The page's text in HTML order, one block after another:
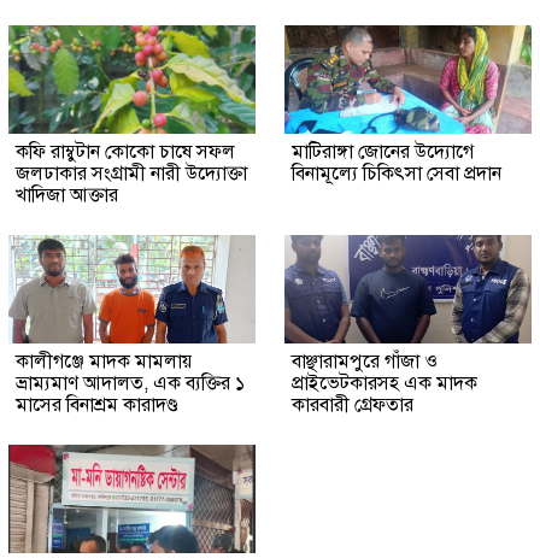
কফি রাম্বুটান কোকো চাষে সফল
জলঢাকার সংগ্রামী নারী উদ্যোক্তা
খাদিজা আক্তার
মাটিরাঙ্গা জোনের উদ্যোগে
বিনামূল্যে চিকিৎসা সেবা প্রদান
কালীগঞ্জে মাদক মামলায়
ভ্রাম্যমাণ আদালত, এক ব্যক্তির ১
মাসের বিনাশ্রম কারাদণ্ড
বাঞ্ছারামপুরে গাঁজা ও
প্রাইভেটকারসহ এক মাদক
কারবারী গ্রেফতার